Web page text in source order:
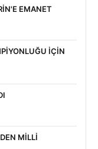
EMANET
İÇİN
MİLLİ